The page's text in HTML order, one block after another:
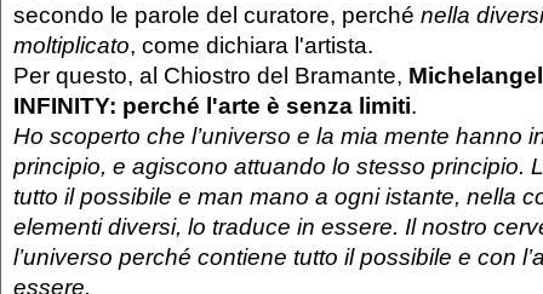
secondo le parole del curatore, perché nella
moltiplicato, come dichiara l'artista.
Per questo, al Chiostro del Bramante,
INFINITY: perché l'arte è senza limiti.
Ho scoperto che l’universo e la mia mente hanno
principio, e agiscono attuando lo stesso principio.
tutto il possibile e man mano a ogni istante, nella
elementi diversi, lo traduce in essere. Il nostro
l’universo perché contiene tutto il possibile e con
essere.